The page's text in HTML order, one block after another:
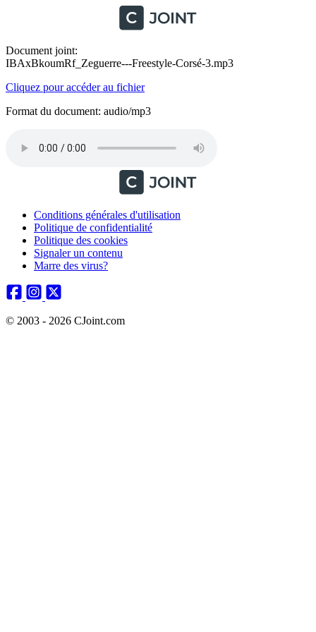
Document joint:
IBAxBkoumRf_Zeguerre---Freestyle-Corsé-3.mp3
Cliquez pour accéder au fichier
Format du document: audio/mp3
Conditions générales d'utilisation
Politique de confidentialité
Politique des cookies
Signaler un contenu
Marre des virus?
© 2003 - 2026 CJoint.com